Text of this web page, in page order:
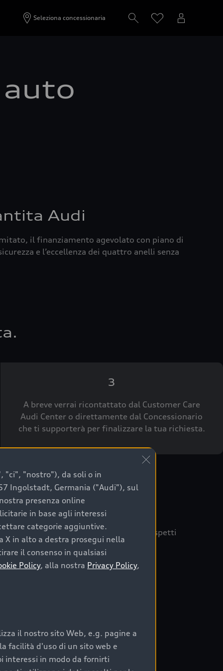
Seleziona concessionaria
Audi
il finanziamento agevolato con piano di
e l’eccellenza dei quattro anelli senza
3
A breve verrai ricontattato dal Customer Care
Audi Center o direttamente dal Concessionario
che ti supporterà per finalizzare la tua richiesta.
sicuro, è essenziale considerare aspetti
Prima Scelta :plus
nel tempo;
"ci", "nostro"), da soli o in
Ingolstadt, Germania ("Audi"), sul
presenza online
in base agli interessi
categorie aggiuntive.
in alto a destra prosegui nella
il consenso in qualsiasi
Policy, alla nostra Privacy Policy,
il nostro sito Web, e.g. pagine a
facilità d'uso di un sito web e
interessi in modo da fornirti